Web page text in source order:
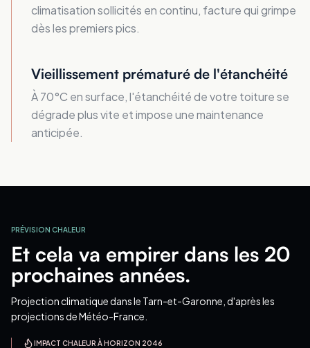
climatisation sollicités en continu, facture qui grimpe
dès les premiers pics.
Vieillissement prématuré de l'étanchéité
À 70°C en surface, l'étanchéité de votre toiture se
dégrade plus vite et impose une maintenance
anticipée.
PRÉVISION CHALEUR
Et cela va empirer dans les 20
prochaines années.
Projection climatiquedans le Tarn-et-Garonne , d'après les
projections de Météo-France.
IMPACT CHALEUR À HORIZON 2046